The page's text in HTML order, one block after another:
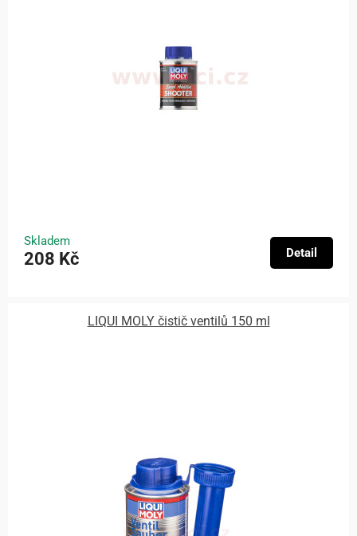
Skladem
208 Kč Detail
LIQUI MOLY čistič ventilů 150 ml